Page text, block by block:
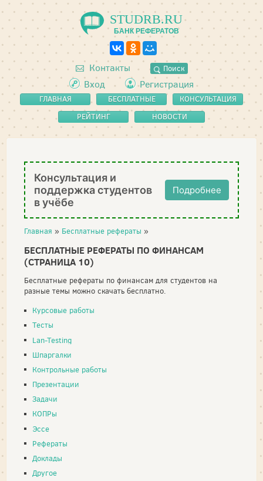
STUDRB.RU
БАНК РЕФЕРАТОВ
Контакты Поиск
Вход Регистрация
ГЛАВНАЯ
БЕСПЛАТНЫЕ
РЕФЕРАТЫ
КОНСУЛЬТАЦИЯ
РЕЙТИНГ
НОВОСТИ
Консультация и
поддержка студентов
в учёбе
Подробнее
Главная » Бесплатные рефераты »
БЕСПЛАТНЫЕ РЕФЕРАТЫ ПО ФИНАНСАМ
(СТРАНИЦА 10)
Бесплатные рефераты по финансам для студентов на
разные темы можно скачать бесплатно.
Курсовые работы
Тесты
Lan-Testing
Шпаргалки
Контрольные работы
Презентации
Задачи
КОПРы
Эссе
Рефераты
Доклады
Другое